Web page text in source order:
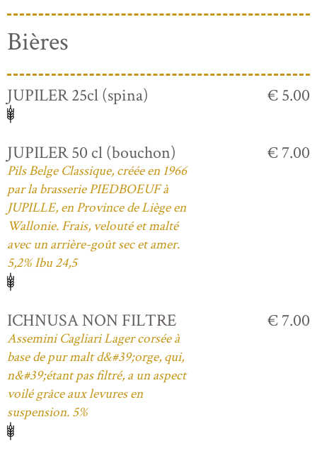
Bières
JUPILER 25cl (spina) € 5.00
JUPILER 50 cl (bouchon)
Pils Belge Classique, créée en 1966
par la brasserie PIEDBOEUF à
JUPILLE, en Province de Liège en
Wallonie. Frais, velouté et malté
avec un arrière-goût sec et amer.
5,2% Ibu 24,5
€ 7.00
ICHNUSA NON FILTRE
Assemini Cagliari Lager corsée à
base de pur malt d&#39;orge, qui,
n&#39;étant pas filtré, a un aspect
voilé grâce aux levures en
suspension. 5%
€ 7.00